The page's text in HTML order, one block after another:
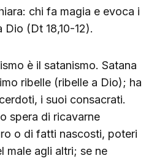
chi fa magia e evoca i
(Dt 18,10-12).
è il satanismo. Satana
ribelle (ribelle a Dio); ha
i suoi consacrati.
spera di ricavarne
o di fatti nascosti, poteri
male agli altri; se ne